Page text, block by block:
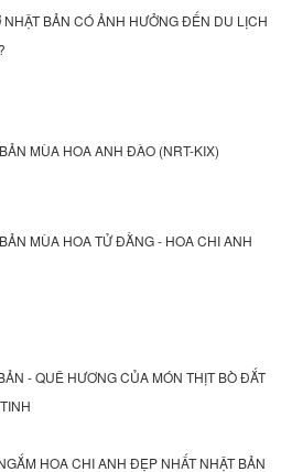
BẢN CÓ ẢNH HƯỞNG ĐẾN DU LỊCH
MÙA HOA ANH ĐÀO (NRT-KIX)
MÙA HOA TỬ ĐẰNG - HOA CHI ANH
- QUÊ HƯƠNG CỦA MÓN THỊT BÒ ĐẮT
HOA CHI ANH ĐẸP NHẤT NHẬT BẢN